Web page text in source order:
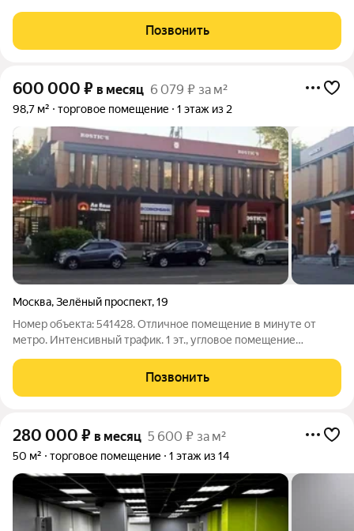
Кусково. Стоимость включает в себя НДС и эксплуатационные
расходы. Преимущества БЦ
Позвонить
600 000 ₽ в месяц 6 079 ₽ за м²
98,7 м² торговое помещение 1 этаж из 2
Москва,Зелёный проспект,19
Номер объекта: 541428. Отличное помещение в минуте от
метро. Интенсивный трафик. 1 эт., угловое помещение
Коммунальные услуги оплачиваются дополнительно. Депозит.
Каникулы на ремонт. .
Позвонить
280 000 ₽ в месяц 5 600 ₽ за м²
50 м² торговое помещение 1 этаж из 14